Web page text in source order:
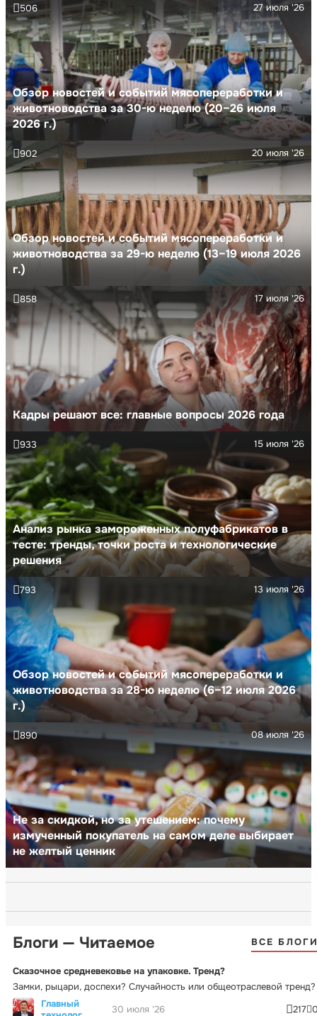
Обзор новостей и событий мясопереработки и
животноводства за 30-ю неделю (20–26 июля
2026 г.)
27 июля '26
506
Обзор новостей и событий мясопереработки и
животноводства за 29-ю неделю (13–19 июля 2026
г.)
20 июля '26
902
Кадры решают все: главные вопросы 2026 года
17 июля '26
858
Анализ рынка замороженных полуфабрикатов в
тесте: тренды, точки роста и технологические
решения
15 июля '26
933
Обзор новостей и событий мясопереработки и
животноводства за 28-ю неделю (6–12 июля 2026
г.)
13 июля '26
793
Не за скидкой, но за утешением: почему
измученный покупатель на самом деле выбирает
не желтый ценник
08 июля '26
890
Блоги — Читаемое ВСЕ
Сказочное средневековье на упаковке. Тренд?
Замки, рыцари, доспехи? Случайность или общеотраслевой тренд?
Главный
30 июля '26 217